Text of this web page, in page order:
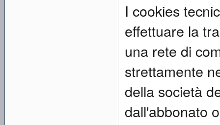
I cookies
effettuare la
una rete di
strettamente
della società
dall'abbonato